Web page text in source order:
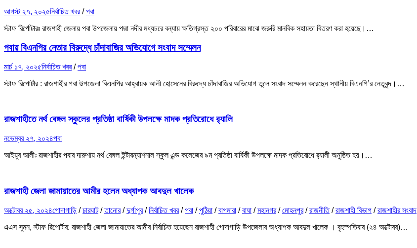
আগস্ট ২৭, ২০২৫নির্বাচিত খবর/পবা
স্টাফ রির্পোটারঃ রাজশাহী জেলায় পবা উপজেলায় পদ্মা নদীর মধ্যচরে বন্যায় ক্ষতিগ্রস্ত ২০০ পরিবারের মাঝে জরুরি মানবিক সহায়তা বিতরণ করা হয়েছে।…
পবায় বিএনপির নেতার বিরুদ্ধে চাঁদাবাজির অভিযোগে সংবাদ সম্মেলন
মার্চ ১৭, ২০২৫নির্বাচিত খবর/পবা
স্টাফ রিপোর্টার : রাজশাহীর পবা উপজেলা বিএনপির আহ্বায়ক আলী হোসেনের বিরুদ্ধে চাঁদাবাজির অভিযোগ তুলে সংবাদ সম্মেলন করেছেন স্থানীয় বিএনপি’র নেতৃবৃন্দ।…
রাজশাহীতে নর্থ বেঙ্গল স্কুলের প্রতিষ্ঠা বার্ষিকী উপলক্ষে মাদক প্রতিরোধে র‍্যালি
নভেম্বর ২৭, ২০২৪পবা
আইয়ুব আলীঃ রাজশাহীর পবার দারুশায় নর্থ বেঙ্গল ইন্টারন্যাশনাল স্কুল এন্ড কলেজের ৯ম প্রতিষ্ঠা বার্ষিকী উপলক্ষে মাদক প্রতিরোধে র‌্যালী অনুষ্ঠিত হয়।…
রাজশাহী জেলা জামায়াতের আমীর হলেন অধ্যাপক আবদুল খালেক
অক্টোবর ২৫, ২০২৪গোদাগাড়ি /চারঘাট/তানোর/দুর্গাপুর/নির্বাচিত খবর/পবা /পুঠিয়া /বাগমারা /বাঘা /মহানগর/মোহনপুর/রাজনীতি/রাজশাহী বিভাগ /রাজশাহীর সংবাদ
এএস সুমন, স্টাফ রিপোর্টার: রাজশাহী জেলা জামায়াতের আমীর নির্বাচিত হয়েছেন রাজশাহী গোদাগাড়ি উপজেলার অধ্যাপক আবদুল খালেক । বৃহস্পতিবার (২৪ অক্টোবর)…